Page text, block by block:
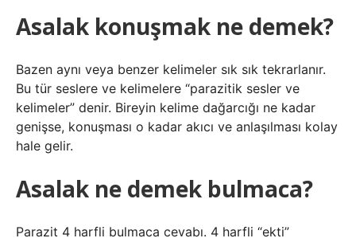
Asalak konuşmak ne demek?
Bazen aynı veya benzer kelimeler sık ​​sık tekrarlanır.
Bu tür seslere ve kelimelere “parazitik sesler ve
kelimeler” denir. Bireyin kelime dağarcığı ne kadar
genişse, konuşması o kadar akıcı ve anlaşılması kolay
hale gelir.
Asalak ne demek bulmaca?
Parazit 4 harfli bulmaca cevabı. 4 harfli “ekti”